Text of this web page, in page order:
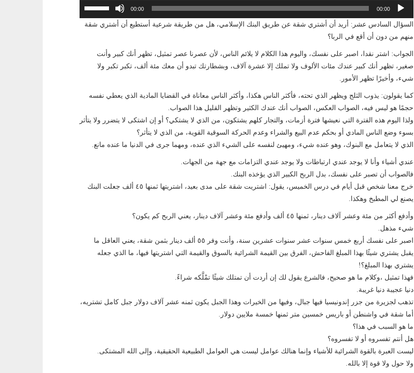
مشغل
الصوت
00:00
00:00
السؤال السادس عشر: أريد أن أشتري شقة عن طريق البنك الإسلامي، هل من طريقة شرعية أستطيع أن أشتري شقة
منهم من دون أن أقع في الربا؟
الجواب: اشتر نقدا، اصبر على نفسك، واليوم هذا الكلام لا يلائم الناس، لأن عصرنا عصر تمثيل، تظهر أنك كبير وأنت
صغير، تظهر أنك كبير عندك مئات الألوف ولا تملك إلا عشرة آلاف، وبشطارتك تبدو أن معك مئة ألف، تكبر تكبر ولا
شيء، وأخيرًا تظهر الأمور.
كما يقولون: يذوب الثلج ويظهر الذي تحته، فأكثر الناس هكذا، وأكثر الناس معاناة في القضايا المادية الذي يعطي نفسه
حجمًا هو ليس فيه، الصواب العكس، الصواب أنك عندك الكثير وتظهر القليل هذا الصواب.
ولذا اليوم هذه الفترة التي نعيشها فترة أزمات، والتجار كلهم يشتكون، من الذي لا يشتكي؟ أو إن اشتكى لا يتضرر ولا يتأثر
بسوء وضع الناس المادي أو بحكم عدم البيع والشراء وعدم الحركة السوقية القوية، من الذي لا يتأثر؟
الذي لا يتعامل مع البنوك، وهو عنده شيء، ومهيئ لنفسه على الشيء الذي عنده، ومهما جرى في الدنيا ما عنده مانع.
عندي أشياء وأنا لا يوجد عندي ارتباطات ولا يوجد عندي التزامات مع جهة من الجهات.
فالصواب أن تصبر على نفسك، بدل الربح الكبير الذي يؤخذه البنك.
خرج معنا شخص قبل أيام في درس الخميس، يقول: اشتريت شقة على مدى بعيد، اشتريتها ثمنها ٤٥ ألف جعلت البنك
يصنع لي المطبخ وهكذا.
وأدفع أكثر من مئة وعشر آلاف دينار، ثمنها ٤٥ ألف وأدفع مئة وعشر آلاف دينار، يعني الربح كم يكون؟
شيء مذهل.
اصبر على نفسك أربع خمس سنوات عشر سنوات عشرين سنة، وأنت وفر ٥٥ ألف دينار بثمن شقة، يعني العاقل ما
يقبل يشتري شيئًا بهذا المبلغ الفاحش، الفرق بين القيمة الشرائية بالسوق والقيمة التي اشتريتها فيها، ما الذي جعله
يشتري بهذا المبلغ؟!
فهذا تمثيل ،وكلام ما هو صحيح، فالشرع يقول لك إن أردت أن تمتلك شيئًا تمْلَّكه شراءً.
دنيا عجيبة دنيا غريبة.
تذهب لجزيرة من جزر إندونيسيا فيها جبال، وفيها من الخيرات وهذا الجبل يكون ثمنه عشر آلاف دولار جبل كامل تشتريه،
أما شقة في واشنطن أو باريس خمسين متر ثمنها خمسة ملايين دولار.
ما هو السبب في هذا؟
هل أنتم تفسروه أو لا تفسروه؟
ليست العبرة بالقوة الشرائية للأشياء وإنما هنالك عوامل ليست هي العوامل الطبيعية الحقيقية، وإلى الله المشتكى.
ولا حول ولا قوة إلا بالله.